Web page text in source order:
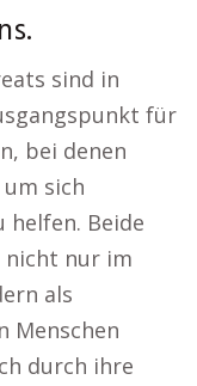
sind in
für
bei denen
sich
helfen. Beide
nicht nur im
als
Menschen
durch ihre